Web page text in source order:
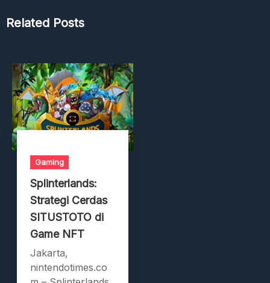
Related Posts
Gaming
Splinterlands:
Strategi Cerdas
SITUSTOTO di
Game NFT
Jakarta,
nintendotimes.co